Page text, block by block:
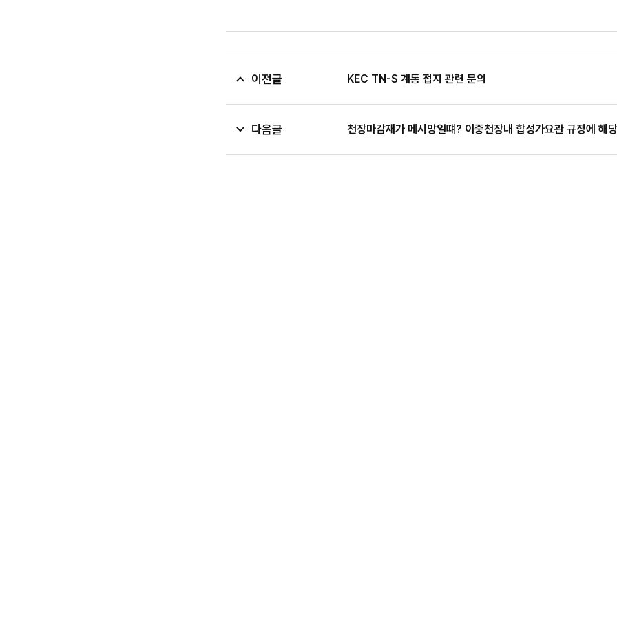
이전글 KEC TN-S 계통 접지 관련 문의
다음글 천장마감재가 메시망일떄? 이중천장내 합성가요관 규정에 해